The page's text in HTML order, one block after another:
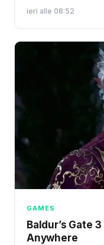
ieri alle 08:52
GAMES
Baldur’s Gate
Anywhere